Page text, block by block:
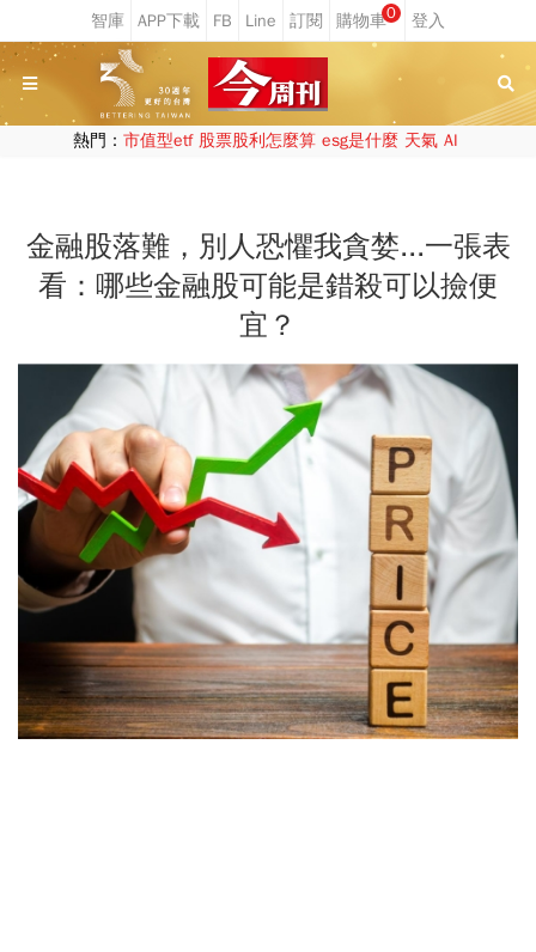
0
熱門： 市值型etf 股票股利怎麼算 esg是什麼 天氣 AI
金融股落難，別人恐懼我貪婪...一張表
看：哪些金融股可能是錯殺可以撿便
宜？